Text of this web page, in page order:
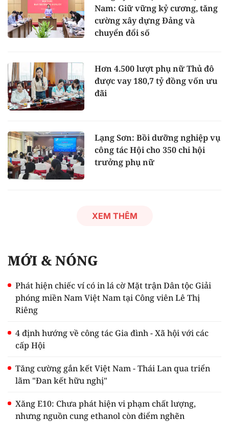
Nam: Giữ vững kỷ cương, tăng
cường xây dựng Đảng và
chuyển đổi số
Hơn 4.500 lượt phụ nữ Thủ đô
được vay 180,7 tỷ đồng vốn ưu
đãi
Lạng Sơn: Bồi dưỡng nghiệp vụ
công tác Hội cho 350 chi hội
trưởng phụ nữ
XEM THÊM
MỚI & NÓNG
Phát hiện chiếc ví có in lá cờ Mặt trận Dân tộc Giải
phóng miền Nam Việt Nam tại Công viên Lê Thị
Riêng
4 định hướng về công tác Gia đình - Xã hội với các
cấp Hội
Tăng cường gắn kết Việt Nam - Thái Lan qua triển
lãm "Đan kết hữu nghị"
Xăng E10: Chưa phát hiện vi phạm chất lượng,
nhưng nguồn cung ethanol còn điểm nghẽn